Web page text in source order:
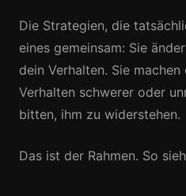
Die Strategien, die
eines gemeinsam: Sie
dein Verhalten. Sie
Verhalten schwerer oder
bitten, ihm zu widerstehen.
Das ist der Rahmen. So